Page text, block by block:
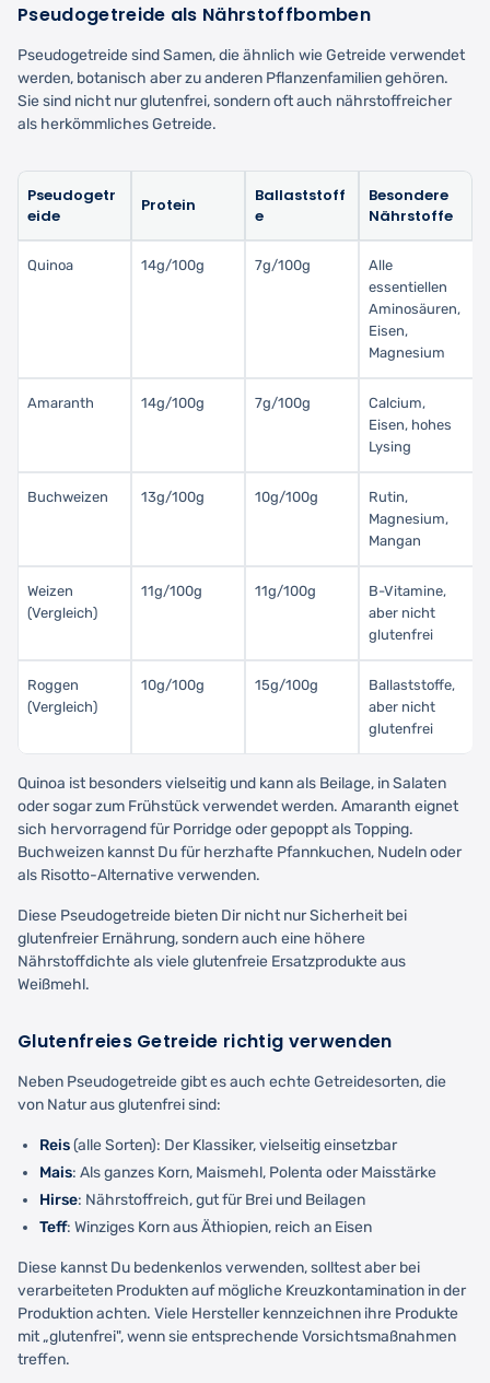
Pseudogetreide als Nährstoffbomben
Pseudogetreide sind Samen, die ähnlich wie Getreide verwendet
werden, botanisch aber zu anderen Pflanzenfamilien gehören.
Sie sind nicht nur glutenfrei, sondern oft auch nährstoffreicher
als herkömmliches Getreide.
Pseudogetr
eide
Protein
Ballaststoff
e
Besondere
Nährstoffe
Quinoa 14g/100g 7g/100g
Alle
essentiellen
Aminosäuren,
Eisen,
Magnesium
Amaranth 14g/100g 7g/100g
Calcium,
Eisen, hohes
Lysing
Buchweizen 13g/100g 10g/100g
Rutin,
Magnesium,
Mangan
Weizen
(Vergleich)
11g/100g 11g/100g
B-Vitamine,
aber nicht
glutenfrei
Roggen
(Vergleich)
10g/100g 15g/100g
Ballaststoffe,
aber nicht
glutenfrei
Quinoa ist besonders vielseitig und kann als Beilage, in Salaten
oder sogar zum Frühstück verwendet werden. Amaranth eignet
sich hervorragend für Porridge oder gepoppt als Topping.
Buchweizen kannst Du für herzhafte Pfannkuchen, Nudeln oder
als Risotto-Alternative verwenden.
Diese Pseudogetreide bieten Dir nicht nur Sicherheit bei
glutenfreier Ernährung, sondern auch eine höhere
Nährstoffdichte als viele glutenfreie Ersatzprodukte aus
Weißmehl.
Glutenfreies Getreide richtig verwenden
Neben Pseudogetreide gibt es auch echte Getreidesorten, die
von Natur aus glutenfrei sind:
Reis(alle Sorten): Der Klassiker, vielseitig einsetzbar
Mais: Als ganzes Korn, Maismehl, Polenta oder Maisstärke
Hirse: Nährstoffreich, gut für Brei und Beilagen
Teff: Winziges Korn aus Äthiopien, reich an Eisen
Diese kannst Du bedenkenlos verwenden, solltest aber bei
verarbeiteten Produkten auf mögliche Kreuzkontamination in der
Produktion achten. Viele Hersteller kennzeichnen ihre Produkte
mit „glutenfrei", wenn sie entsprechende Vorsichtsmaßnahmen
treffen.